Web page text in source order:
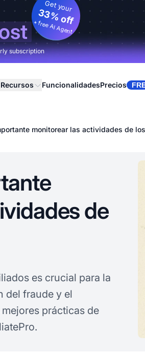
Get your
33% off
+ free AI Agent
subscription
Recursos FuncionalidadesPrecios
monitorear las actividades de
de
es crucial para la
del fraude y el
prácticas de